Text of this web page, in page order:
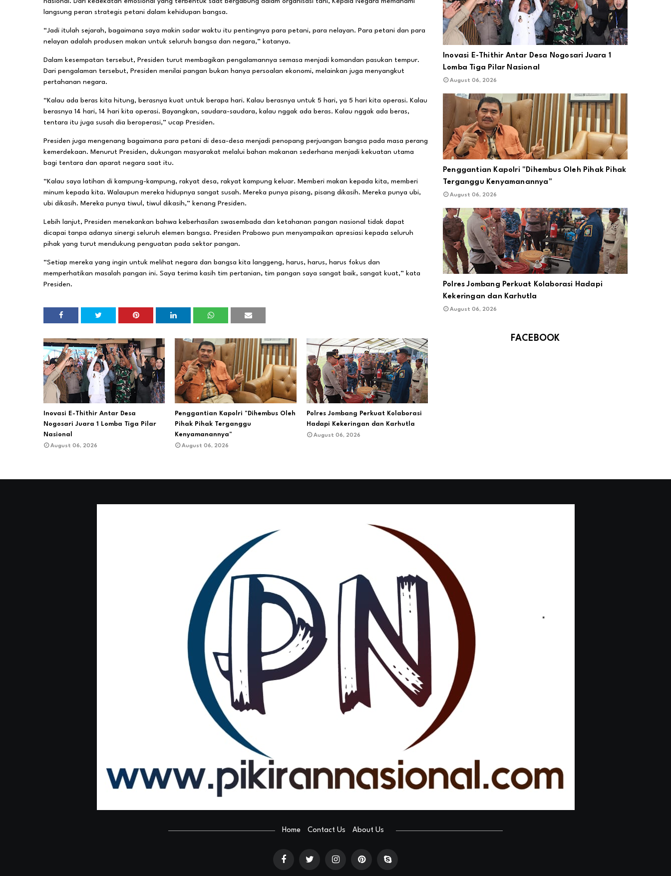
langsung peran strategis petani dalam kehidupan bangsa.
“Jadi itulah sejarah, bagaimana saya makin sadar waktu itu pentingnya para petani, para nelayan. Para petani dan para
nelayan adalah produsen makan untuk seluruh bangsa dan negara,” katanya.
Dalam kesempatan tersebut, Presiden turut membagikan pengalamannya semasa menjadi komandan pasukan tempur.
Dari pengalaman tersebut, Presiden menilai pangan bukan hanya persoalan ekonomi, melainkan juga menyangkut
pertahanan negara.
“Kalau ada beras kita hitung, berasnya kuat untuk berapa hari. Kalau berasnya untuk 5 hari, ya 5 hari kita operasi. Kalau
berasnya 14 hari, 14 hari kita operasi. Bayangkan, saudara-saudara, kalau nggak ada beras. Kalau nggak ada beras,
tentara itu juga susah dia beroperasi,” ucap Presiden.
Presiden juga mengenang bagaimana para petani di desa-desa menjadi penopang perjuangan bangsa pada masa perang
kemerdekaan. Menurut Presiden, dukungan masyarakat melalui bahan makanan sederhana menjadi kekuatan utama
bagi tentara dan aparat negara saat itu.
“Kalau saya latihan di kampung-kampung, rakyat desa, rakyat kampung keluar. Memberi makan kepada kita, memberi
minum kepada kita. Walaupun mereka hidupnya sangat susah. Mereka punya pisang, pisang dikasih. Mereka punya ubi,
ubi dikasih. Mereka punya tiwul, tiwul dikasih,” kenang Presiden.
Lebih lanjut, Presiden menekankan bahwa keberhasilan swasembada dan ketahanan pangan nasional tidak dapat
dicapai tanpa adanya sinergi seluruh elemen bangsa. Presiden Prabowo pun menyampaikan apresiasi kepada seluruh
pihak yang turut mendukung penguatan pada sektor pangan.
“Setiap mereka yang ingin untuk melihat negara dan bangsa kita langgeng, harus, harus, harus fokus dan
memperhatikan masalah pangan ini. Saya terima kasih tim pertanian, tim pangan saya sangat baik, sangat kuat,” kata
Presiden.
Inovasi E-Thithir Antar Desa
Nogosari Juara 1 Lomba Tiga Pilar
Nasional
August 06, 2026
Penggantian Kapolri "Dihembus Oleh
Pihak Pihak Terganggu
Kenyamanannya"
August 06, 2026
Polres Jombang Perkuat Kolaborasi
Hadapi Kekeringan dan Karhutla
August 06, 2026
Inovasi E-Thithir Antar Desa Nogosari Juara 1
Lomba Tiga Pilar Nasional
August 06, 2026
Penggantian Kapolri "Dihembus Oleh Pihak Pihak
Terganggu Kenyamanannya"
August 06, 2026
Polres Jombang Perkuat Kolaborasi Hadapi
Kekeringan dan Karhutla
August 06, 2026
FACEBOOK
Home Contact Us About Us